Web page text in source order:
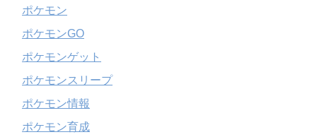
ポケモン
ポケモンGO
ポケモンゲット
ポケモンスリープ
ポケモン情報
ポケモン育成